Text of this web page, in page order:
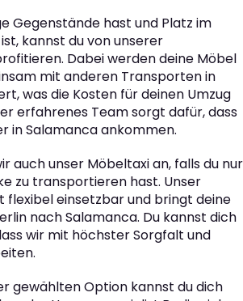
Gegenstände hast und Platz im
kannst du von unserer
Dabei werden deine Möbel
mit anderen Transporten in
was die Kosten für deinen Umzug
erfahrenes Team sorgt dafür, dass
in Salamanca ankommen.
auch unser Möbeltaxi an, falls du nur
zu transportieren hast. Unser
flexibel einsetzbar und bringt deine
nach Salamanca. Du kannst dich
wir mit höchster Sorgfalt und
gewählten Option kannst du dich